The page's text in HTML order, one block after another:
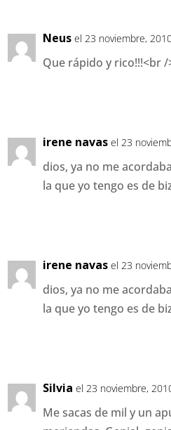
Neus el 23 noviembre,
Que rápido y rico!!!<br
irene navas el 23
dios, ya no me
la que yo tengo es de
irene navas el 23
dios, ya no me
la que yo tengo es de
Silvia el 23 noviembre,
Me sacas de mil y un